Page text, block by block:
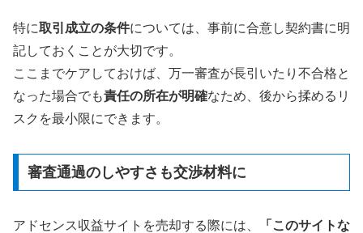
特に取引成立の条件については、事前に合意し契約書に明
記しておくことが大切です。
ここまでケアしておけば、万一審査が長引いたり不合格と
なった場合でも責任の所在が明確なため、後から揉めるリ
スクを最小限にできます。
審査通過のしやすさも交渉材料に
アドセンス収益サイトを売却する際には、
「このサイトな